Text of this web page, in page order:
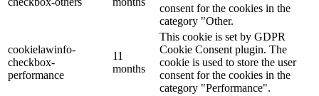
consent for the cookies in the
category "Other.
cookielawinfo-
checkbox-
performance
11
months
This cookie is set by GDPR
Cookie Consent plugin. The
cookie is used to store the user
consent for the cookies in the
category "Performance".